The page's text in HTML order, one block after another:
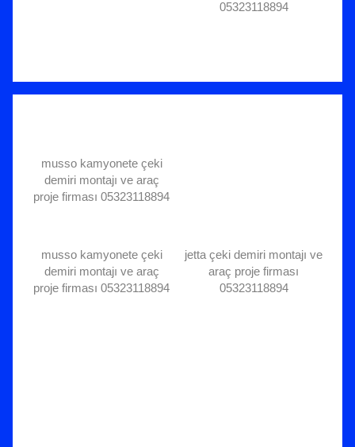
05323118894
musso kamyonete çeki
demiri montajı ve araç
proje firması 05323118894
musso kamyonete çeki
demiri montajı ve araç
proje firması 05323118894
jetta çeki demiri montajı ve
araç proje firması
05323118894